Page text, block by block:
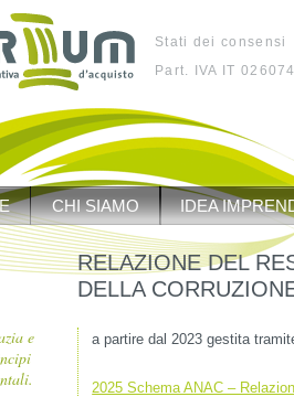
Stati dei consensi
Part. IVA IT
CHI SIAMO IDEA
RELAZIONE DEL
DELLA
a partire dal 2023 gestita
2025 Schema ANAC –
e